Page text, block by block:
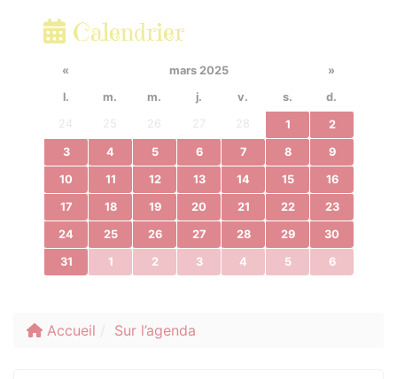
Calendrier
« mars 2025
»
l.
m. m. j. v. s.
d.
24
25 26 27 28 1 2
3 4 5 6 7 8 9
10 11 12 13 14 15 16
17 18 19 20 21 22 23
24 25 26 27 28 29 30
31 1 2 3 4 5 6
Accueil Sur l’agenda